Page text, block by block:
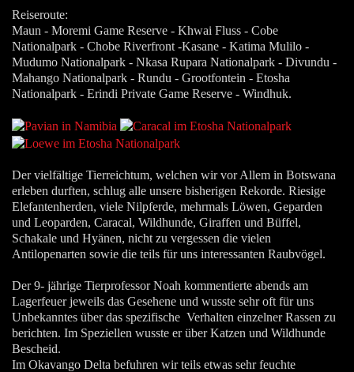
Reiseroute:
Maun - Moremi Game Reserve - Khwai Fluss - Cobe
Nationalpark - Chobe Riverfront -Kasane - Katima Mulilo -
Mudumo Nationalpark - Nkasa Rupara Nationalpark - Divundu -
Mahango Nationalpark - Rundu - Grootfontein - Etosha
Nationalpark - Erindi Private Game Reserve - Windhuk.
Der vielfältige Tierreichtum, welchen wir vor Allem in Botswana
erleben durften, schlug alle unsere bisherigen Rekorde. Riesige
Elefantenherden, viele Nilpferde, mehrmals Löwen, Geparden
und Leoparden, Caracal, Wildhunde, Giraffen und Büffel,
Schakale und Hyänen, nicht zu vergessen die vielen
Antilopenarten sowie die teils für uns interessanten Raubvögel.
Der 9- jährige Tierprofessor Noah kommentierte abends am
Lagerfeuer jeweils das Gesehene und wusste sehr oft für uns
Unbekanntes über das spezifische Verhalten einzelner Rassen zu
berichten. Im Speziellen wusste er über Katzen und Wildhunde
Bescheid.
Im Okavango Delta befuhren wir teils etwas sehr feuchte